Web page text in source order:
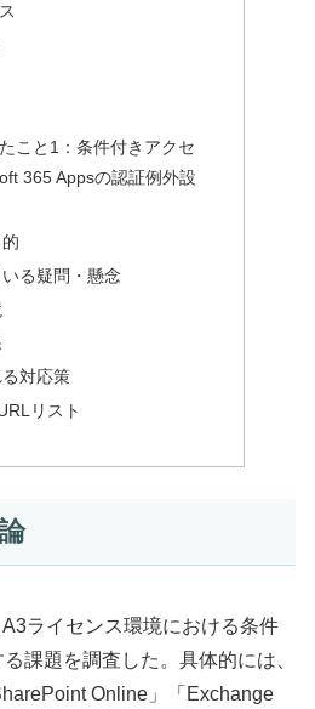
こと1：条件付きアクセ
365 Appsの認証例外設
る疑問・懸念
対応策
リスト
ライセンス環境における条件
課題を調査した。具体的には、
Online」「Exchange